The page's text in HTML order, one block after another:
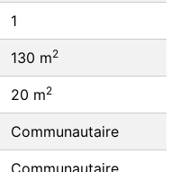
1
130 m2
20 m2
Communautaire
Communautaire